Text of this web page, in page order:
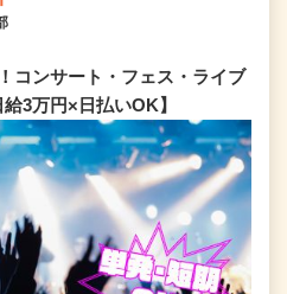
コンサート・フェス・ライブ
3万円×日払いOK】